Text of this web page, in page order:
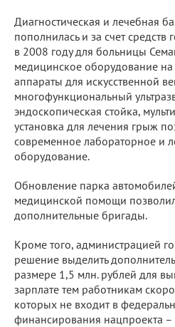
Диагностическая и лечебная
пополнилась и за счет средств
в 2008 году для больницы
медицинское оборудование
аппараты для искусственной
многофункциональный
эндоскопическая стойка,
установка для лечения грыж
современное лабораторное и
оборудование.
Обновление парка
медицинской помощи
дополнительные бригады.
Кроме того, администрацией
решение выделить
размере 1,5 млн. рублей для
зарплате тем работникам
которых не входит в
финансирования нацпроекта –